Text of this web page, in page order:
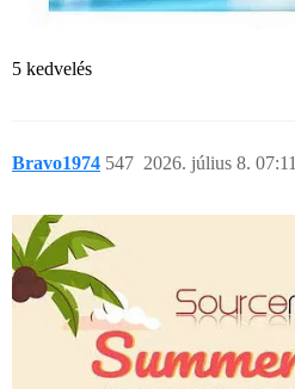
5 kedvelés
Bravo1974 2026. július 8. 07:11
547